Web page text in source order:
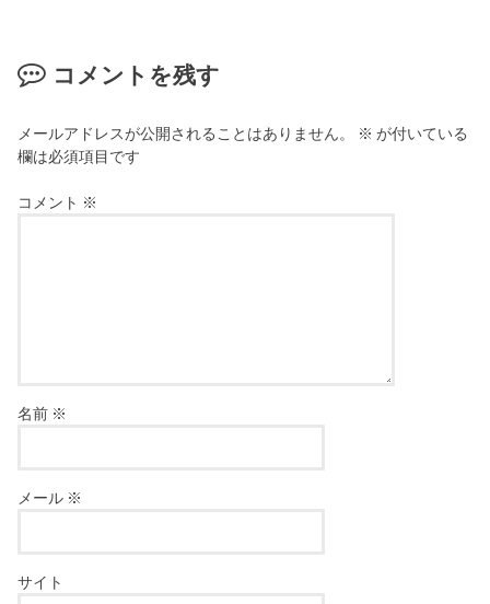
コメントを残す
メールアドレスが公開されることはありません。 ※ が付いている
欄は必須項目です
コメント ※
名前 ※
メール ※
サイト